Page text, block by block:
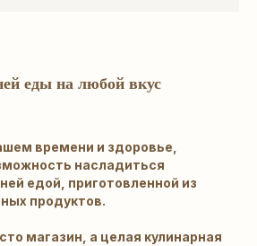
еды на любой вкус
времени и здоровье,
насладиться
едой, приготовленной из
продуктов.
магазин, а целая кулинарная